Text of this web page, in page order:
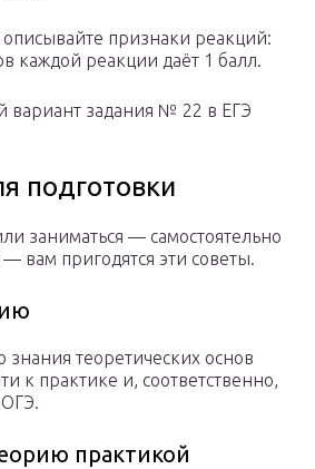
описывайте признаки реакций:
каждой реакции даёт 1 балл.
вариант задания № 22 в ЕГЭ
подготовки
заниматься — самостоятельно
вам пригодятся эти советы.
знания теоретических основ
к практике и, соответственно,
практикой